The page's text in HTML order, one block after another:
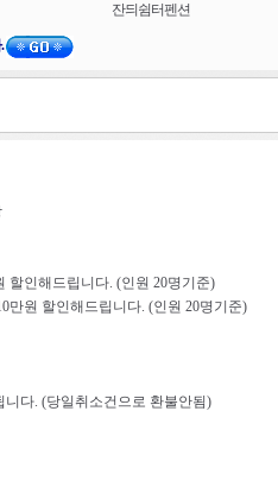
잔듸쉼터펜션
할인해드립니다. (인원 20명기준)
만원 할인해드립니다. (인원 20명기준)
다. (당일취소건으로 환불안됨)